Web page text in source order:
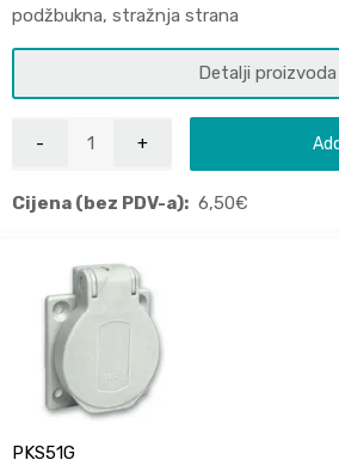
podžbukna, stražnja strana
Detalji proizvoda
Cijena (bez PDV-a): 6,50€
PKS51G